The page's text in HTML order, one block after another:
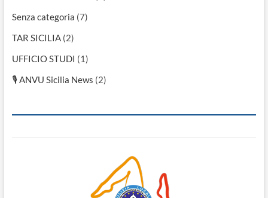
Senza categoria (7)
TAR SICILIA(2)
UFFICIO STUDI (1)
🎙 ANVU Sicilia News (2)